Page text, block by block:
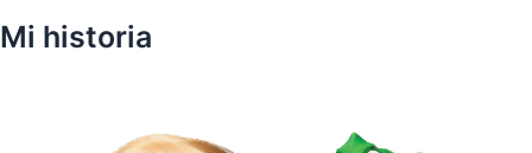
Mi historia